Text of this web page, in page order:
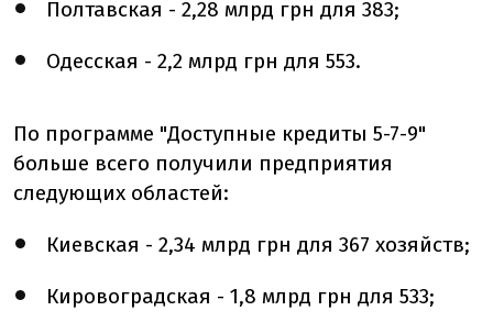
Полтавская - 2,28 млрд грн для 383;
Одесская - 2,2 млрд грн для 553.
По программе "Доступные кредиты 5-7-9"
больше всего получили предприятия
следующих областей:
Киевская - 2,34 млрд грн для 367 хозяйств;
Кировоградская - 1,8 млрд грн для 533;